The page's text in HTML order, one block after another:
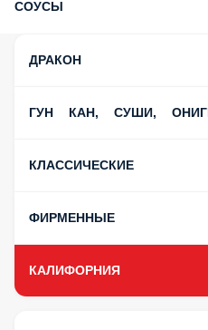
СОУСЫ
ДРАКОН
ГУН КАН, СУШИ, ОНИГИРИ
КЛАССИЧЕСКИЕ
ФИРМЕННЫЕ
КАЛИФОРНИЯ